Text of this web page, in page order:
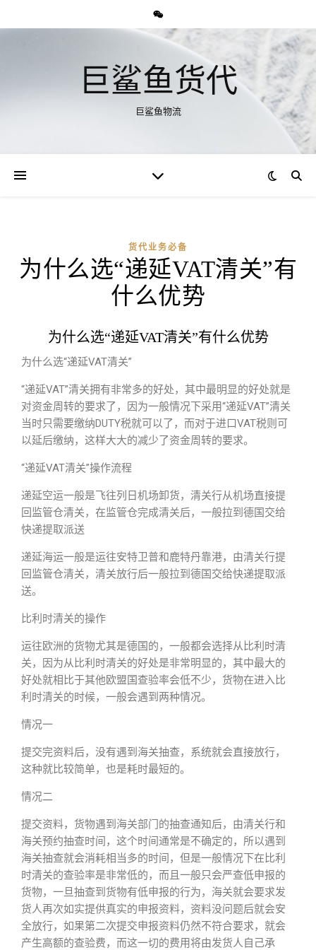
巨鲨鱼货代
巨鲨鱼物流
货代业务必备
为什么选“递延VAT清关”有
什么优势
为什么选“递延VAT清关”有什么优势
为什么选“递延VAT清关”
“递延VAT”清关拥有非常多的好处，其中最明显的好处就是
对资金周转的要求了，因为一般情况下采用“递延VAT”清关
当时只需要缴纳DUTY税就可以了，而对于进口VAT税则可
以延后缴纳，这样大大的减少了资金周转的要求。
“递延VAT清关”操作流程
递延空运一般是飞往列日机场卸货，清关行从机场直接提
回监管仓清关，在监管仓完成清关后，一般拉到德国交给
快递提取派送
递延海运一般是运往安特卫普和鹿特丹靠港，由清关行提
回监管仓清关，清关放行后一般拉到德国交给快递提取派
送。
比利时清关的操作
运往欧洲的货物尤其是德国的，一般都会选择从比利时清
关，因为从比利时清关的好处是非常明显的，其中最大的
好处就相比于其他欧盟国查验率会低不少，货物在进入比
利时清关的时候，一般会遇到两种情况。
情况一
提交完资料后，没有遇到海关抽查，系统就会直接放行，
这种就比较简单，也是耗时最短的。
情况二
提交资料，货物遇到海关部门的抽查通知后，由清关行和
海关预约抽查时间，这个时间通常是不确定的，所以遇到
海关抽查就会消耗相当多的时间，但是一般情况下在比利
时清关的查验率是非常低的，而且一般只会严查低申报的
货物，一旦抽查到货物有低申报的行为，海关就会要求发
货人再次如实提供真实的申报资料，资料没问题后就会安
全放行，如果第二次提交申报资料仍然不符合要求，就会
产生高额的查验费，而这一切的费用将由发货人自己承